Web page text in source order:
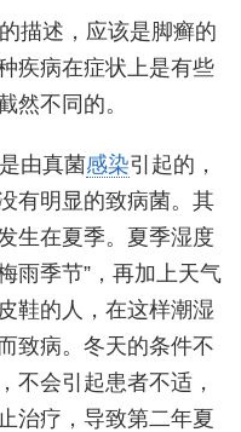
描述，应该是脚癣的
疾病在症状上是有些
然不同的。
由真菌感染引起的，
有明显的致病菌。其
生在夏季。夏季湿度
雨季节”，再加上天气
鞋的人，在这样潮湿
致病。冬天的条件不
不会引起患者不适，
治疗，导致第二年夏